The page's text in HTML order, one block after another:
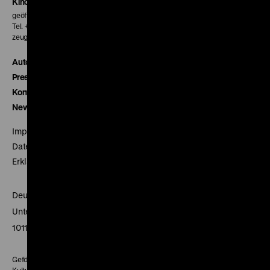
geöffnet 30 Minuten vor Beginn der ersten Vorstellung
Tel. + 49 30 20304-770
zeughauskino@dhm.de
Autor*innen
Presse
Kontakt
Newsletter
Impressum
Datenschutz
Erklärung digitale Barrierefreiheit
Deutsches Historisches Museum
Unter den Linden 2
10117 Berlin
Gefördert mit Mitteln des Beauftragten der Bundesregierung für